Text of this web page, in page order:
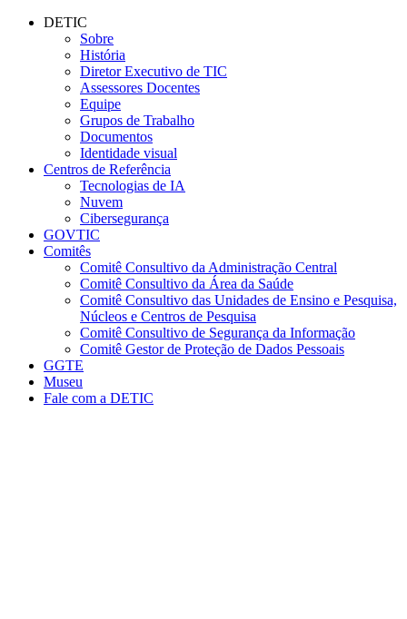
Conteúdo principal
DETIC
Sobre
História
Diretor Executivo de TIC
Assessores Docentes
Equipe
Grupos de Trabalho
Documentos
Identidade visual
Centros de Referência
Tecnologias de IA
Nuvem
Cibersegurança
GOVTIC
Comitês
Comitê Consultivo da Administração Central
Comitê Consultivo da Área da Saúde
Comitê Consultivo das Unidades de Ensino e Pesquisa,
Núcleos e Centros de Pesquisa
Comitê Consultivo de Segurança da Informação
Comitê Gestor de Proteção de Dados Pessoais
GGTE
Museu
Fale com a DETIC